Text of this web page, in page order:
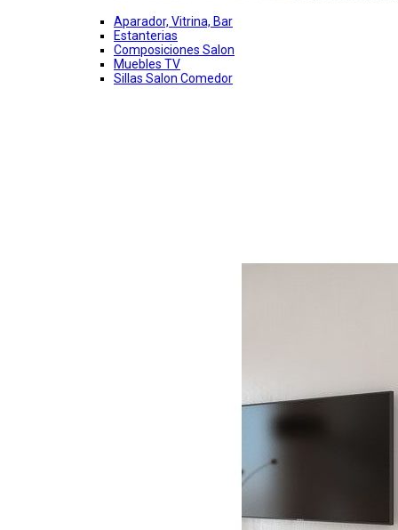
Aparador, Vitrina, Bar
Estanterias
Composiciones Salon
Muebles TV
Sillas Salon Comedor